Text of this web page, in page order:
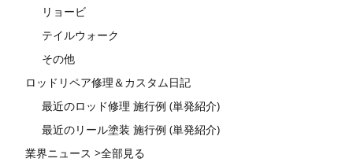
リョービ
テイルウォーク
その他
ロッドリペア修理＆カスタム日記
最近のロッド修理 施行例 (単発紹介)
最近のリール塗装 施行例 (単発紹介)
業界ニュース >全部見る